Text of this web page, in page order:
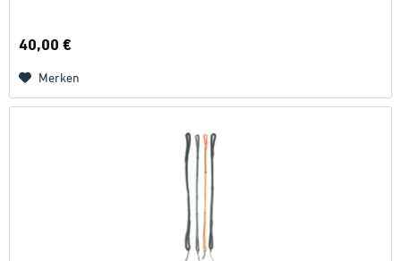
40,00 €
Merken